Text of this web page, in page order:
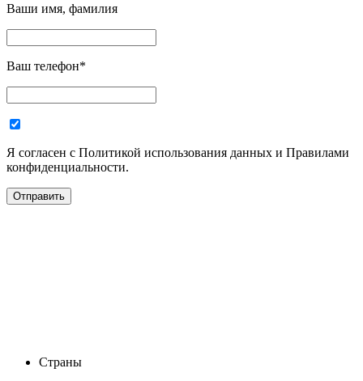
Ваши имя, фамилия
Ваш телефон*
Я согласен с Политикой использования данных и Правилами
конфиденциальности.
Страны